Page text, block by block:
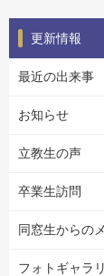
更新情報
最近の出来事
お知らせ
立教生の声
卒業生訪問
同窓生からの
フォトギャラ